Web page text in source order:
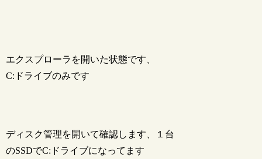
エクスプローラを開いた状態です、
C:ドライブのみです
ディスク管理を開いて確認します、１台
のSSDでC:ドライブになってます